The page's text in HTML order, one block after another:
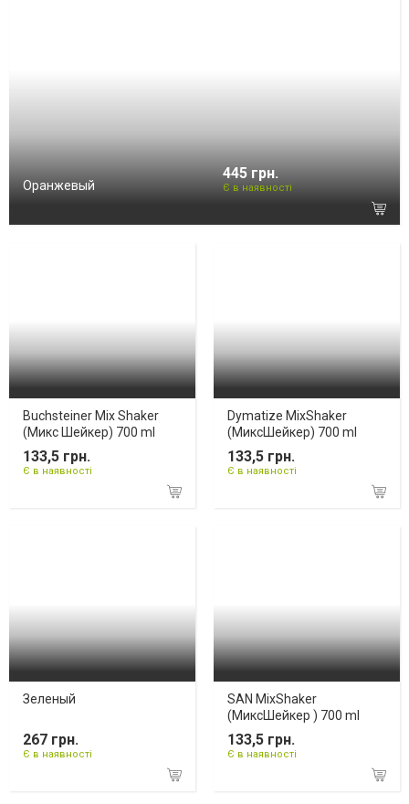
Оранжевый
445 грн.
Є в наявності
Buchsteiner Mix Shaker
(Микс Шейкер) 700 ml
133,5 грн.
Є в наявності
Dymatize MixShaker
(МиксШейкер) 700 ml
133,5 грн.
Є в наявності
Зеленый
267 грн.
Є в наявності
SAN MixShaker
(МиксШейкер ) 700 ml
133,5 грн.
Є в наявності